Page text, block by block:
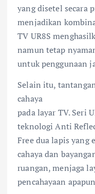
yang disetel secara
menjadikan
TV UR8S
namun tetap
untuk penggunaan
Selain itu,
cahaya
pada layar TV. Seri
teknologi Anti
Free dua lapis yang
cahaya dan
ruangan, menjaga
pencahayaan